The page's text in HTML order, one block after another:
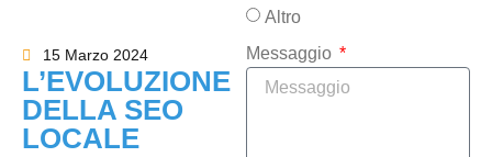
15 Marzo 2024
L’EVOLUZIONE
DELLA SEO
LOCALE
Altro
Messaggio